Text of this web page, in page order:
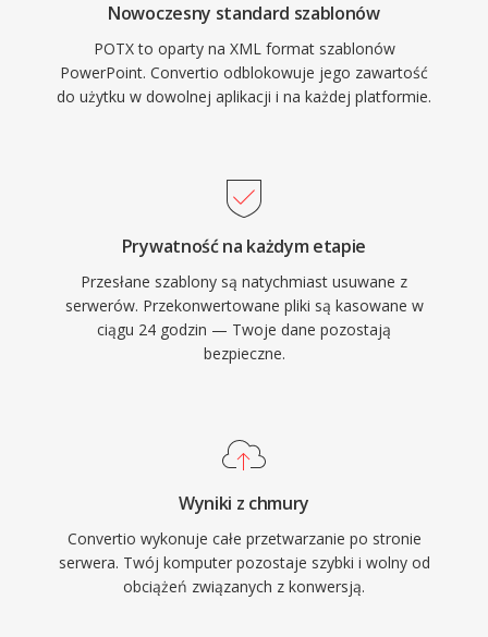
Nowoczesny standard szablonów
POTX to oparty na XML format szablonów
PowerPoint. Convertio odblokowuje jego zawartość
do użytku w dowolnej aplikacji i na każdej platformie.
Prywatność na każdym etapie
Przesłane szablony są natychmiast usuwane z
serwerów. Przekonwertowane pliki są kasowane w
ciągu 24 godzin — Twoje dane pozostają
bezpieczne.
Wyniki z chmury
Convertio wykonuje całe przetwarzanie po stronie
serwera. Twój komputer pozostaje szybki i wolny od
obciążeń związanych z konwersją.